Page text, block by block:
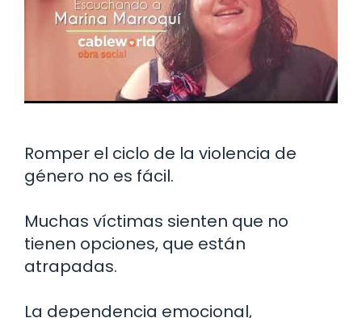
Romper el ciclo de la violencia de
género no es fácil.
Muchas víctimas sienten que no
tienen opciones, que están
atrapadas.
La dependencia emocional,